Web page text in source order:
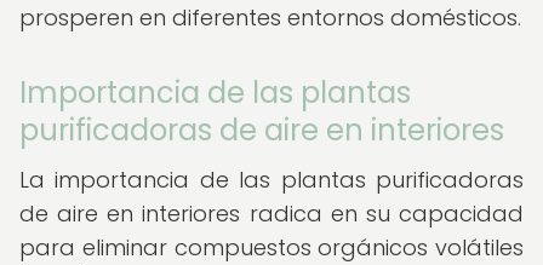
prosperen en diferentes entornos domésticos.
Importancia de las plantas
purificadoras de aire en interiores
La importancia de las plantas purificadoras
de aire en interiores radica en su capacidad
para eliminar compuestos orgánicos volátiles